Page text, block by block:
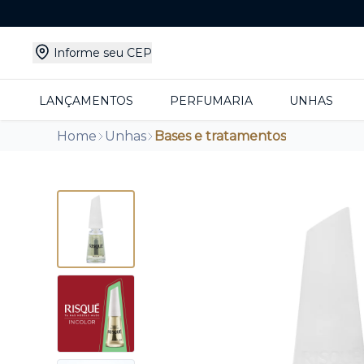
Informe seu CEP
LANÇAMENTOS PERFUMARIA UNHAS
Home Unhas Bases e tratamentos